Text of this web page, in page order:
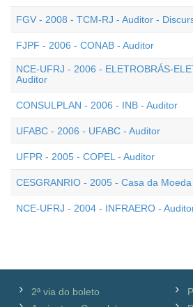
FGV - 2008 - TCM-RJ - Auditor -
FJPF - 2006 - CONAB - Auditor
NCE-UFRJ - 2006 - ELETROBRÁS-
Auditor
CONSULPLAN - 2006 - INB - Auditor
UFABC - 2006 - UFABC - Auditor
UFPR - 2005 - COPEL - Auditor
CESGRANRIO - 2005 - Casa da
NCE-UFRJ - 2004 - INFRAERO -
2ª via do boleto